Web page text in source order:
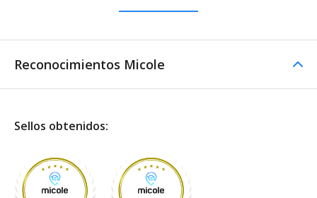
Reconocimientos Micole
Sellos obtenidos: